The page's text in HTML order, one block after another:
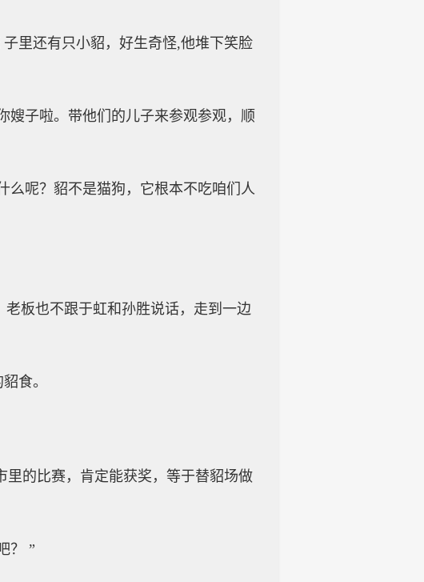
里还有只小貂，好生奇怪,他堆下笑脸
子啦。带他们的儿子来参观参观，顺
呢？貂不是猫狗，它根本不吃咱们人
板也不跟于虹和孙胜说话，走到一边
食。
的比赛，肯定能获奖，等于替貂场做
？ ”